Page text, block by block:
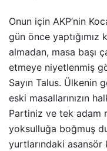
Onun için AKP’nin
gün önce yaptığımız
almadan, masa başı
etmeye niyetlenmiş
Sayın Talus. Ülkenin
eski masallarınızın
Partiniz ve tek adam
yoksulluğa boğmuş
yurtlarındaki asansör